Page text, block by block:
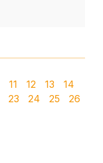
11 12 13
14
23 24 25
26